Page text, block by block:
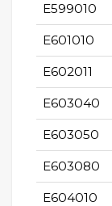
E599010
E601010
E602011
E603040
E603050
E603080
E604010